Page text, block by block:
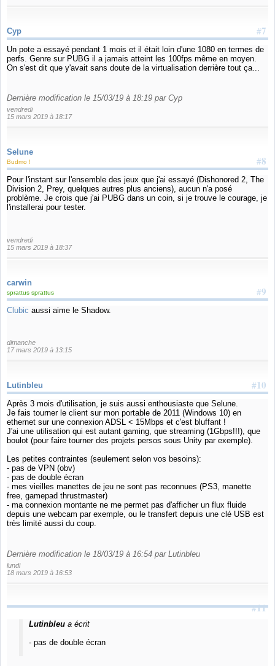
#7
Cyp
Un pote a essayé pendant 1 mois et il était loin d'une 1080 en termes de
perfs. Genre sur PUBG il a jamais atteint les 100fps même en moyen.
On s'est dit que y'avait sans doute de la virtualisation derrière tout ça...
Dernière modification le 15/03/19 à 18:19 par Cyp
vendredi
15 mars 2019 à 18:17
Selune
#8
Budmo !
Pour l'instant sur l'ensemble des jeux que j'ai essayé (Dishonored 2, The
Division 2, Prey, quelques autres plus anciens), aucun n'a posé
problème. Je crois que j'ai PUBG dans un coin, si je trouve le courage, je
l'installerai pour tester.
vendredi
15 mars 2019 à 18:37
carwin
#9
sprattus sprattus
Clubic aussi aime le Shadow.
dimanche
17 mars 2019 à 13:15
#10
Lutinbleu
Après 3 mois d'utilisation, je suis aussi enthousiaste que Selune.
Je fais tourner le client sur mon portable de 2011 (Windows 10) en
ethernet sur une connexion ADSL < 15Mbps et c'est bluffant !
J'ai une utilisation qui est autant gaming, que streaming (1Gbps!!!), que
boulot (pour faire tourner des projets persos sous Unity par exemple).
Les petites contraintes (seulement selon vos besoins):
- pas de VPN (obv)
- pas de double écran
- mes vieilles manettes de jeu ne sont pas reconnues (PS3, manette
free, gamepad thrustmaster)
- ma connexion montante ne me permet pas d'afficher un flux fluide
depuis une webcam par exemple, ou le transfert depuis une clé USB est
très limité aussi du coup.
Dernière modification le 18/03/19 à 16:54 par Lutinbleu
lundi
18 mars 2019 à 16:53
#11
Lutinbleua écrit
- pas de double écran